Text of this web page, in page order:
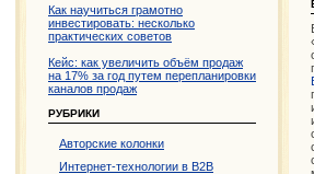
Как научиться грамотно
инвестировать: несколько
практических советов
Кейс: как увеличить объём продаж
на 17% за год путем перепланировки
каналов продаж
РУБРИКИ
Авторские колонки
Интернет-технологии в B2B